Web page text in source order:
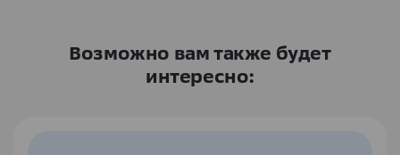
Возможно вам также будет
интересно: